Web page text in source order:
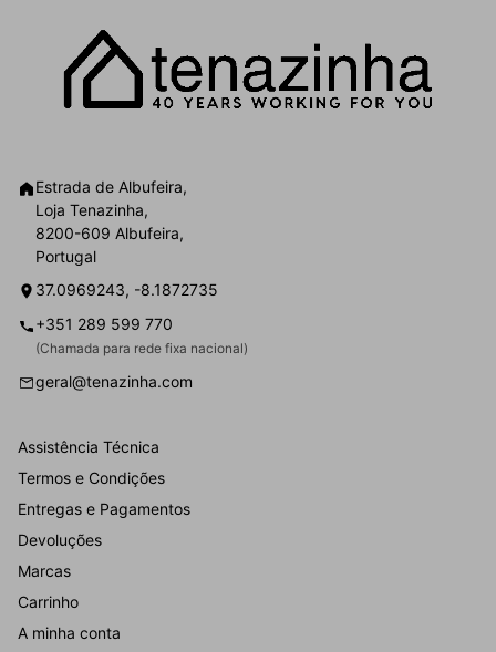
Estrada de Albufeira,
Loja Tenazinha,
8200-609 Albufeira,
Portugal
37.0969243, -8.1872735
+351 289 599 770
(Chamada para rede fixa nacional)
geral@tenazinha.com
Assistência Técnica
Termos e Condições
Entregas e Pagamentos
Devoluções
Marcas
Carrinho
A minha conta